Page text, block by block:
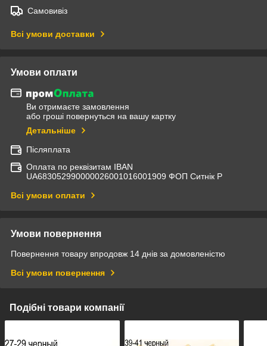
Самовивіз
Всі умови доставки
Умови оплати
Ви отримаєте замовлення
або гроші повернуться на вашу картку
Детальніше
Післяплата
Оплата по реквізитам IBAN
UА683052990000026001016001909 ФОП Ситнік Р
Всі умови оплати
Умови повернення
Повернення товару впродовж 14 днів за домовленістю
Всі умови повернення
Подібні товари компанії